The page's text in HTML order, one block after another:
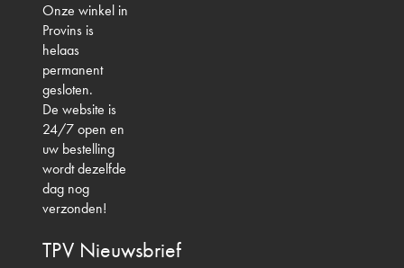
Onze winkel in
Provins is
helaas
permanent
gesloten.
De website is
24/7 open en
uw bestelling
wordt dezelfde
dag nog
verzonden!
TPV Nieuwsbrief